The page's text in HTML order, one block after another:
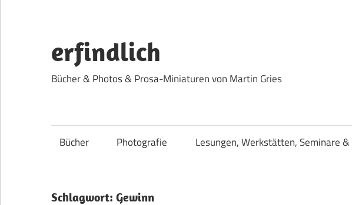
springen
erfindlich
Bücher & Photos & Prosa-Miniaturen von Martin Gries
Bücher Photografie Lesungen, Werkstätten, Seminare
Schlagwort: Gewinn